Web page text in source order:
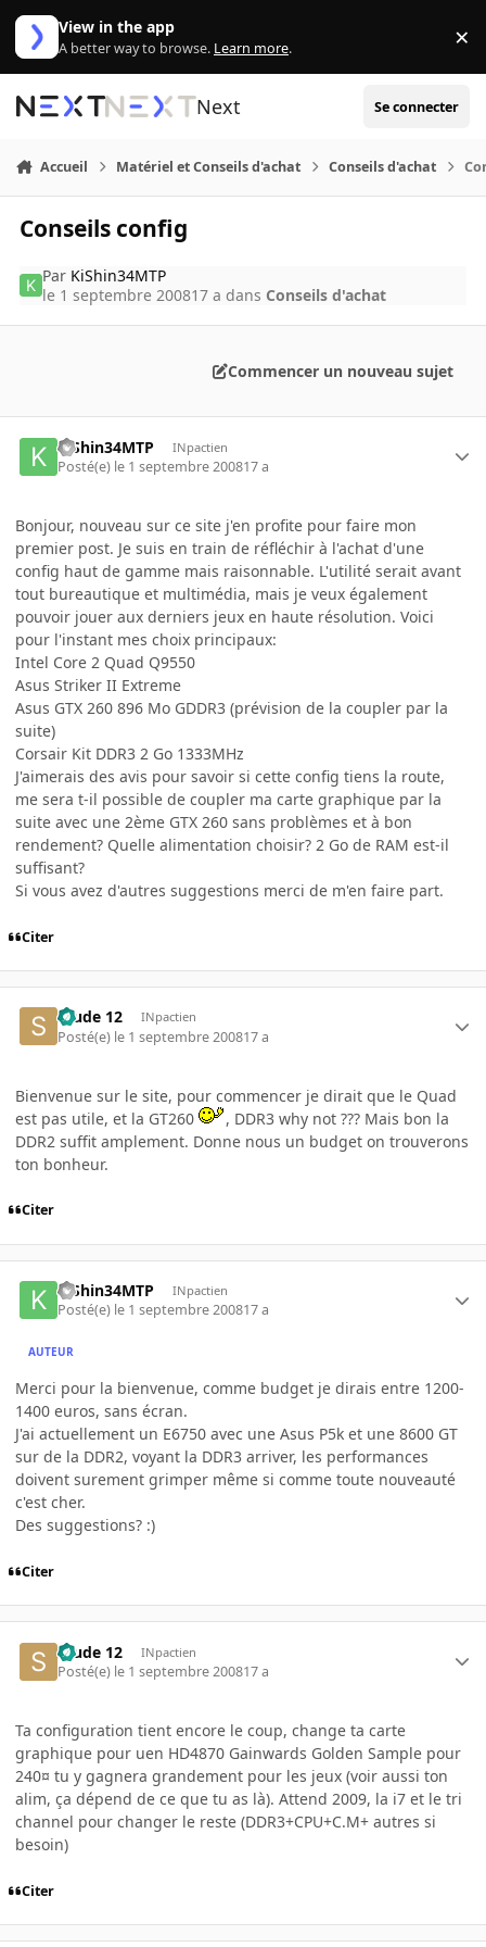
Aller au contenu
View in the app
A better way to browse. Learn more. ×
Next Se connecter
Accueil Matériel et Conseils d'achat Conseils d'achat
Conseils config
Par KiShin34MTP
le 1 septembre 200817 a dans Conseils d'achat
Commencer un nouveau sujet
KiShin34MTP INpactien
Posté(e) le 1 septembre 200817 a
Bonjour, nouveau sur ce site j'en profite pour faire mon
premier post. Je suis en train de réfléchir à l'achat d'une
config haut de gamme mais raisonnable. L'utilité serait avant
tout bureautique et multimédia, mais je veux également
pouvoir jouer aux derniers jeux en haute résolution. Voici
pour l'instant mes choix principaux:
Intel Core 2 Quad Q9550
Asus Striker II Extreme
Asus GTX 260 896 Mo GDDR3 (prévision de la coupler par la
suite)
Corsair Kit DDR3 2 Go 1333MHz
J'aimerais des avis pour savoir si cette config tiens la route,
me sera t-il possible de coupler ma carte graphique par la
suite avec une 2ème GTX 260 sans problèmes et à bon
rendement? Quelle alimentation choisir? 2 Go de RAM est-il
suffisant?
Si vous avez d'autres suggestions merci de m'en faire part.
Citer
Stude 12 INpactien
Posté(e) le 1 septembre 200817 a
Bienvenue sur le site, pour commencer je dirait que le Quad
est pas utile, et la GT260
, DDR3 why not ??? Mais bon la
DDR2 suffit amplement. Donne nous un budget on trouverons
ton bonheur.
Citer
KiShin34MTP INpactien
Posté(e) le 1 septembre 200817 a
AUTEUR
Merci pour la bienvenue, comme budget je dirais entre 1200-
1400 euros, sans écran.
J'ai actuellement un E6750 avec une Asus P5k et une 8600 GT
sur de la DDR2, voyant la DDR3 arriver, les performances
doivent surement grimper même si comme toute nouveauté
c'est cher.
Des suggestions? :)
Citer
Stude 12 INpactien
Posté(e) le 1 septembre 200817 a
Ta configuration tient encore le coup, change ta carte
graphique pour uen HD4870 Gainwards Golden Sample pour
240¤ tu y gagnera grandement pour les jeux (voir aussi ton
alim, ça dépend de ce que tu as là). Attend 2009, la i7 et le tri
channel pour changer le reste (DDR3+CPU+C.M+ autres si
besoin)
Citer